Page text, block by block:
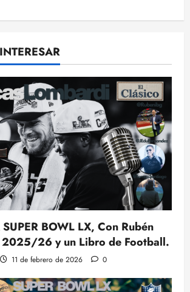
BOWL LX, Con Rubén
2025/26 y un Libro de Football.
11 de febrero de 2026 0